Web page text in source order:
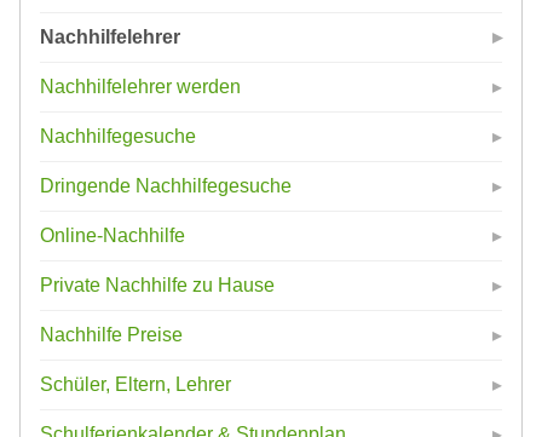
Nachhilfelehrer
Nachhilfelehrer werden
Nachhilfegesuche
Dringende Nachhilfegesuche
Online-Nachhilfe
Private Nachhilfe zu Hause
Nachhilfe Preise
Schüler, Eltern, Lehrer